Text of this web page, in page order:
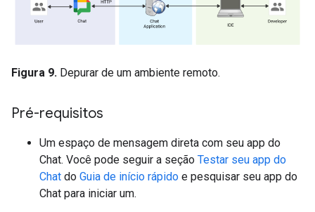
Figura 9. Depurar de um ambiente remoto.
Pré-requisitos
Um espaço de mensagem direta com seu app do
Chat. Você pode seguir a seção Testar seu app do
Chat do Guia de início rápido e pesquisar seu app do
Chat para iniciar um.